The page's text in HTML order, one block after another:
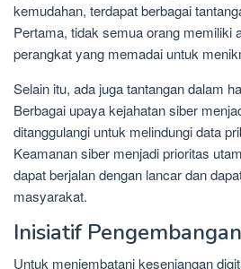
kemudahan, terdapat berbagai
Pertama, tidak semua orang memiliki
perangkat yang memadai untuk
Selain itu, ada juga tantangan dalam
Berbagai upaya kejahatan siber
ditanggulangi untuk melindungi data
Keamanan siber menjadi prioritas
dapat berjalan dengan lancar dan
masyarakat.
Inisiatif
Untuk menjembatani kesenjangan